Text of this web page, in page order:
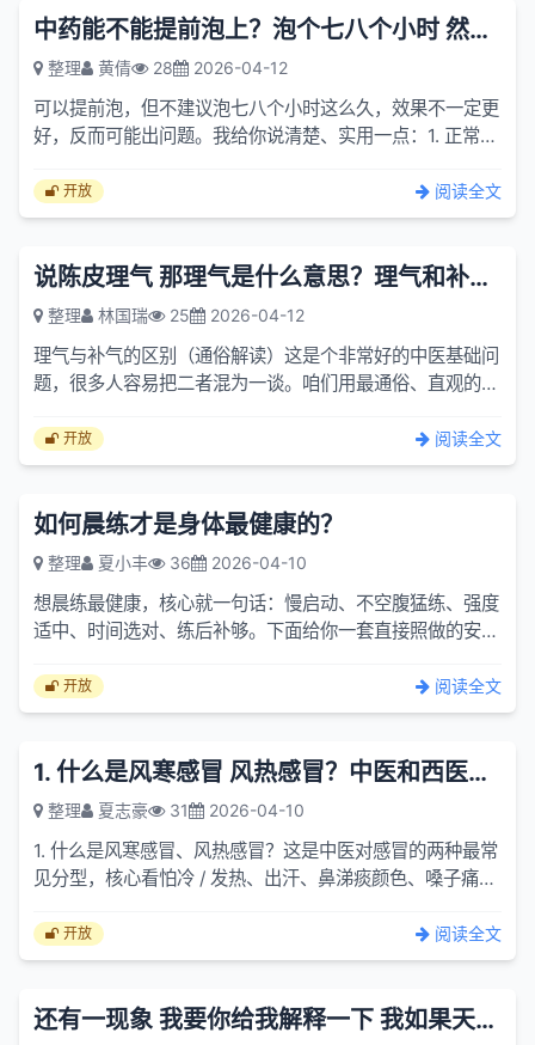
中药能不能提前泡上？泡个七八个小时 然后再用水煎 这样是不是效...
整理 黄倩 28 2026-04-12
可以提前泡，但不建议泡七八个小时这么久，效果不一定更
好，反而可能出问题。我给你说清楚、实用一点：1. 正常泡
（矿石...
开放 阅读全文
说陈皮理气 那理气是什么意思？理气和补气有什么区别呢？
整理 林国瑞 25 2026-04-12
理气与补气的区别（通俗解读）这是个非常好的中医基础问
题，很多人容易把二者混为一谈。咱们用最通俗、直观的方
例...开放 阅读全文
如何晨练才是身体最健康的？
整理 夏小丰 36 2026-04-10
想晨练最健康，核心就一句话：慢启动、不空腹猛练、强度
适中、时间选对、练后补够。下面给你一套直接照做的安全
天：7:00...
开放 阅读全文
1. 什么是风寒感冒 风热感冒？中医和西医治疗感冒原理一样吗？
整理 夏志豪 31 2026-04-10
1. 什么是风寒感冒、风热感冒？这是中医对感冒的两种最常
见分型，核心看怕冷 / 发热、出汗、鼻涕痰颜色、嗓子痛不
汗、...
开放 阅读全文
还有一现象 我要你给我解释一下 我如果天天都做 身体就会更好为什么？